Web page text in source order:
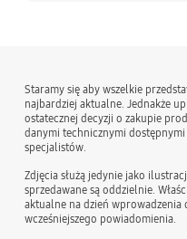
Staramy się aby wszelkie
najbardziej aktualne. Jednakże
ostatecznej decyzji o zakupie
danymi technicznymi
specjalistów.
Zdjęcia służą jedynie jako
sprzedawane są oddzielnie.
aktualne na dzień wprowadzenia
wcześniejszego powiadomienia.